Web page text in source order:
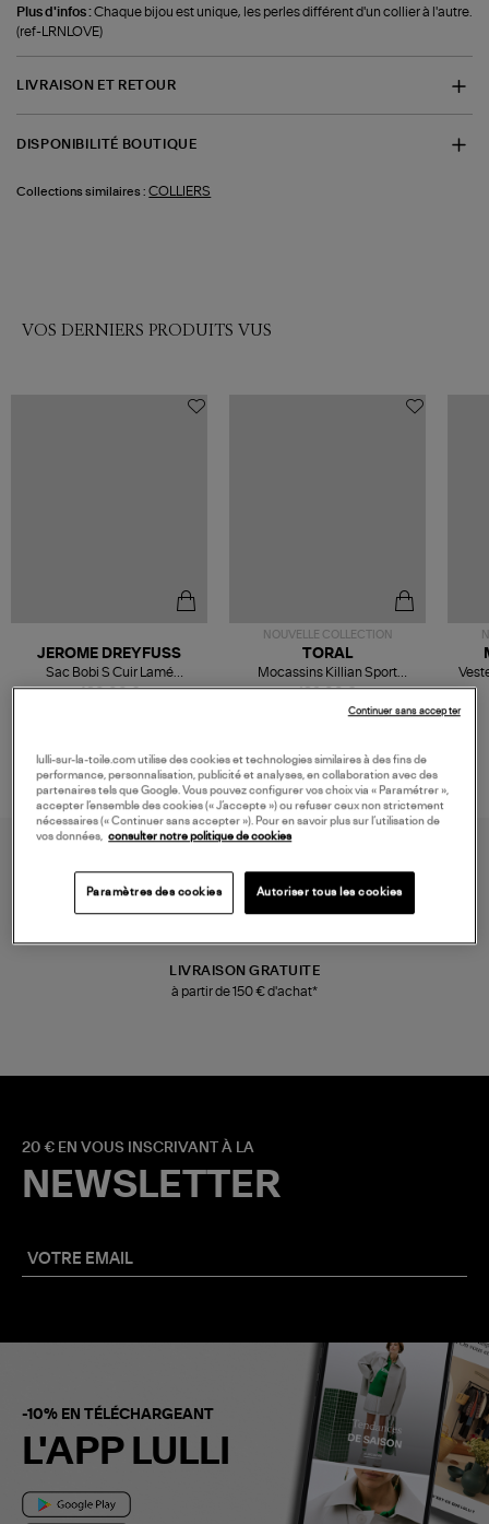
Plus d'infos :Chaque bijou est unique, les perles différent d'un collier à l'autre.
(ref-LRNLOVE)
LIVRAISON ET RETOUR
DISPONIBILITÉ BOUTIQUE
Collections similaires : COLLIERS
VOS DERNIERS PRODUITS VUS
480,00 €
JEROME DREYFUSS
Sac Bobi S Cuir Lamé
Champagne
NOUVELLE COLLECTION
189,00 €
TORAL
Mocassins Killian Sport
Mousse
LIVRAISON GRATUITE
à partir de 150 € d'achat*
20 € EN VOUS INSCRIVANT À LA
NEWSLETTER
-10% EN TÉLÉCHARGEANT
L'APP LULLI
lulli-sur-la-toile.com utilise des cookies et technologies similaires à des fins de
performance, personnalisation, publicité et analyses, en collaboration avec des
partenaires tels que Google. Vous pouvez configurer vos choix via « Paramétrer »,
accepter l’ensemble des cookies (« J’accepte ») ou refuser ceux non strictement
nécessaires (« Continuer sans accepter »). Pour en savoir plus sur l’utilisation de
vos données,
consulter notre politique de cookies
Paramètres des cookies Autoriser tous les cookies
Continuer sans accepter